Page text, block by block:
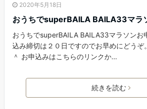
2020年5月18日
おうちでsuperBAILA BAILA33マラ
おうちでsuperBAILA BAILA33マラソンお
込み締切は２０日ですのでお早めにどうぞ
＾ お申込みはこちらのリンクか…
続きを読む